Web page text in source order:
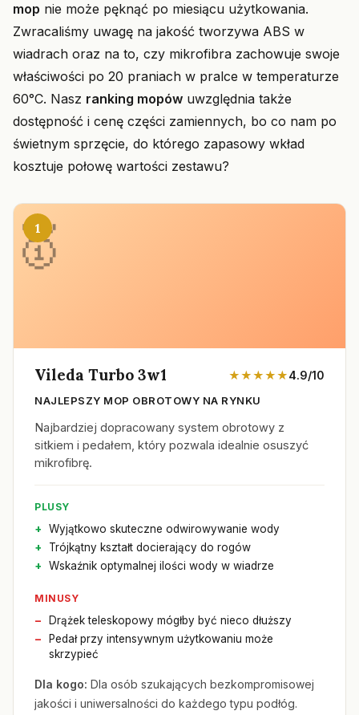
mop nie może pęknąć po miesiącu użytkowania.
Zwracaliśmy uwagę na jakość tworzywa ABS w
wiadrach oraz na to, czy mikrofibra zachowuje swoje
właściwości po 20 praniach w pralce w temperaturze
60°C. Nasz ranking mopów uwzględnia także
dostępność i cenę części zamiennych, bo co nam po
świetnym sprzęcie, do którego zapasowy wkład
kosztuje połowę wartości zestawu?
1
Vileda Turbo 3w1 ★★★★★4.9/10
NAJLEPSZY MOP OBROTOWY NA RYNKU
Najbardziej dopracowany system obrotowy z
sitkiem i pedałem, który pozwala idealnie osuszyć
mikrofibrę.
PLUSY
Wyjątkowo skuteczne odwirowywanie wody
Trójkątny kształt docierający do rogów
Wskaźnik optymalnej ilości wody w wiadrze
MINUSY
Drążek teleskopowy mógłby być nieco dłuższy
Pedał przy intensywnym użytkowaniu może
skrzypieć
Dla kogo: Dla osób szukających bezkompromisowej
jakości i uniwersalności do każdego typu podłóg.